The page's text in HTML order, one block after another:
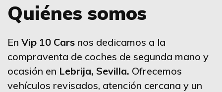
Quiénes somos
En Vip 10 Cars nos dedicamos a la
compraventa de coches de segunda mano y
ocasión en Lebrija, Sevilla. Ofrecemos
vehículos revisados, atención cercana y un